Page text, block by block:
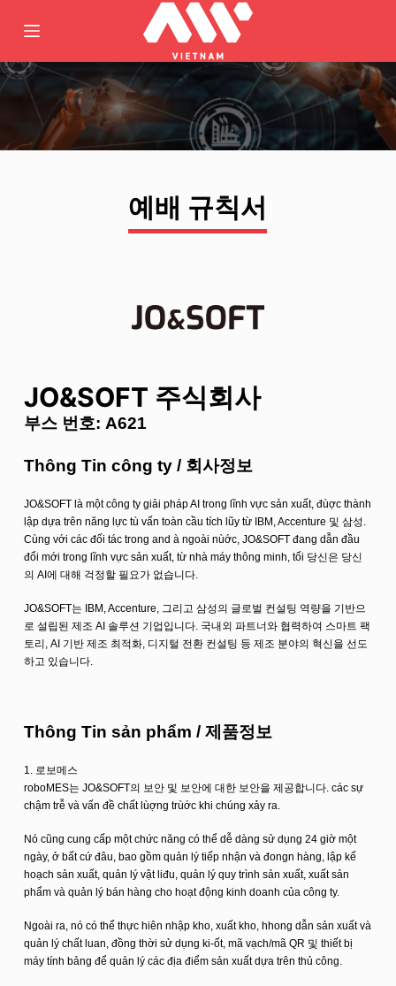
콘
츠
로
예배 규칙서
JO&SOFT 주식회사
부스 번호: A621
Thông Tin công ty / 회사정보
JO&SOFT là một công ty giải pháp AI trong lĩnh vực sản xuất, đùợc thành
lập dựa trên năng lực tù vấn toàn cầu tích lũy từ IBM, Accenture 및 삼성.
Cùng với các đối tác trong and à ngoài nùớc, JO&SOFT đang dẫn đầu
đổi mới trong lĩnh vực sản xuất, từ nhà máy thông minh, tối 당신은 당신
의 AI에 대해 걱정할 필요가 없습니다.
JO&SOFT는 IBM, Accenture, 그리고 삼성의 글로벌 컨설팅 역량을 기반으
로 설립된 제조 AI 솔루션 기업입니다. 국내외 파트너와 협력하여 스마트 팩
토리, AI 기반 제조 최적화, 디지털 전환 컨설팅 등 제조 분야의 혁신을 선도
하고 있습니다.
Thông Tin sản phẩm / 제품정보
1. 로보메스
roboMES는 JO&SOFT의 보안 및 보안에 대한 보안을 제공합니다. các sự
chậm trễ và vấn đề chất lùợng trùớc khi chúng xảy ra.
Nó cũng cung cấp một chức năng có thể dễ dàng sử dụng 24 giờ một
ngày, ở bất cứ đâu, bao gồm quản lý tiếp nhận và đongn hàng, lập kế
hoạch sản xuất, quản lý vật liđu, quản lý quy trình sản xuất, xuất sản
phẩm và quản lý bán hàng cho hoạt động kinh doanh của công ty.
Ngoài ra, nó có thể thực hiên nhập kho, xuất kho, hhong dẫn sản xuất và
quản lý chất luan, đồng thời sử dụng ki-ốt, mã vạch/mã QR 및 thiết bị
máy tính bảng để quản lý các địa điểm sản xuất dựa trên thủ công.